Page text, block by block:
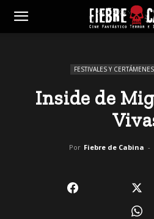
FESTIVALES Y CERTÁMENES
Inside de
Por Fiebre de Cabina -